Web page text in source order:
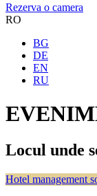
Rezerva o camera
RO
BG
DE
EN
RU
Locul unde
Hotel management